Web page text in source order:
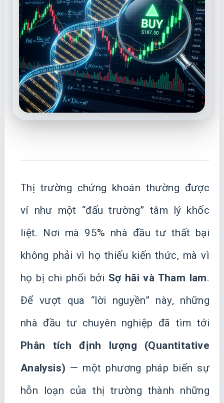
Thị trường chứng khoán thường được
ví như một “đấu trường” tâm lý khốc
liệt. Nơi mà 95% nhà đầu tư thất bại
không phải vì họ thiếu kiến thức, mà vì
họ bị chi phối bởi Sợ hãi và Tham lam.
Để vượt qua “lời nguyền” này, những
nhà đầu tư chuyên nghiệp đã tìm tới
Phân tích định lượng (Quantitative
Analysis) — một phương pháp biến sự
hỗn loạn của thị trường thành những